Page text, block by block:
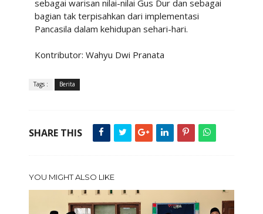
sebagai warisan nilai-nilai Gus Dur dan sebagai
bagian tak terpisahkan dari implementasi
Pancasila dalam kehidupan sehari-hari.
Kontributor: Wahyu Dwi Pranata
Tags : Berita
SHARE THIS
YOU MIGHT ALSO LIKE